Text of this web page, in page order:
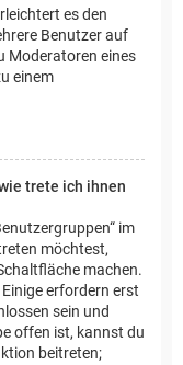
es den
Benutzer auf
Moderatoren eines
einem
trete ich ihnen
im
möchtest,
machen.
erfordern erst
sein und
offen ist, kannst du
beitreten;